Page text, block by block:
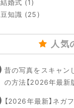
結婚式 (1)
豆知識 (25)
人気
昔の写真をスキャン
の方法【2026年最新
【2026年最新】ネガ